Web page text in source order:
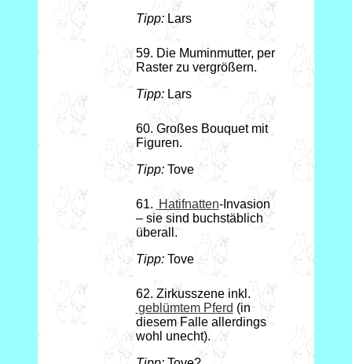
Tipp:Lars
59. Die Muminmutter, per
Raster zu vergrößern.
Tipp:Lars
60. Großes Bouquet mit
Figuren.
Tipp:Tove
61. Hatifnatten-Invasion
– sie sind buchstäblich
überall.
Tipp:Tove
62. Zirkusszene inkl.
geblümtem Pferd (in
diesem Falle allerdings
wohl unecht).